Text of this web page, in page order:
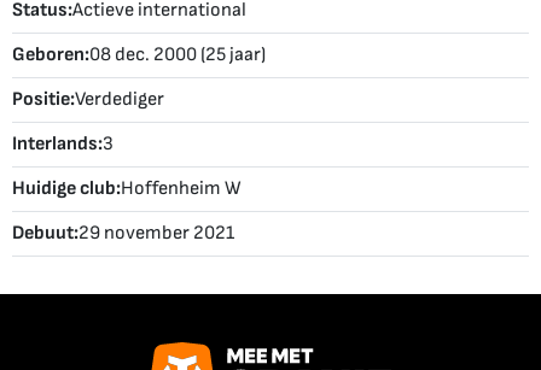
Status:Actieve international
Geboren:08 dec. 2000 (25 jaar)
Positie:Verdediger
Interlands:3
Huidige club:Hoffenheim W
Debuut:29 november 2021